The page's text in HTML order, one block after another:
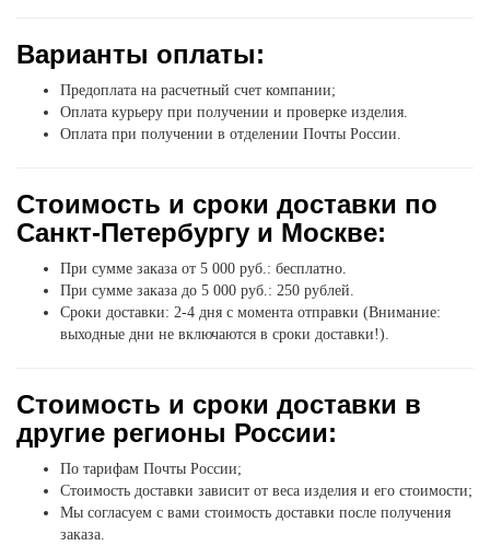
Варианты оплаты:
Предоплата на расчетный счет компании;
Оплата курьеру при получении и проверке изделия.
Оплата при получении в отделении Почты России.
Стоимость и сроки доставки по
Санкт-Петербургу и Москве:
При сумме заказа от 5 000 руб.: бесплатно.
При сумме заказа до 5 000 руб.: 250 рублей.
Сроки доставки: 2-4 дня с момента отправки (Внимание:
выходные дни не включаются в сроки доставки!).
Стоимость и сроки доставки в
другие регионы России:
По тарифам Почты России;
Стоимость доставки зависит от веса изделия и его стоимости;
Мы согласуем с вами стоимость доставки после получения
заказа.